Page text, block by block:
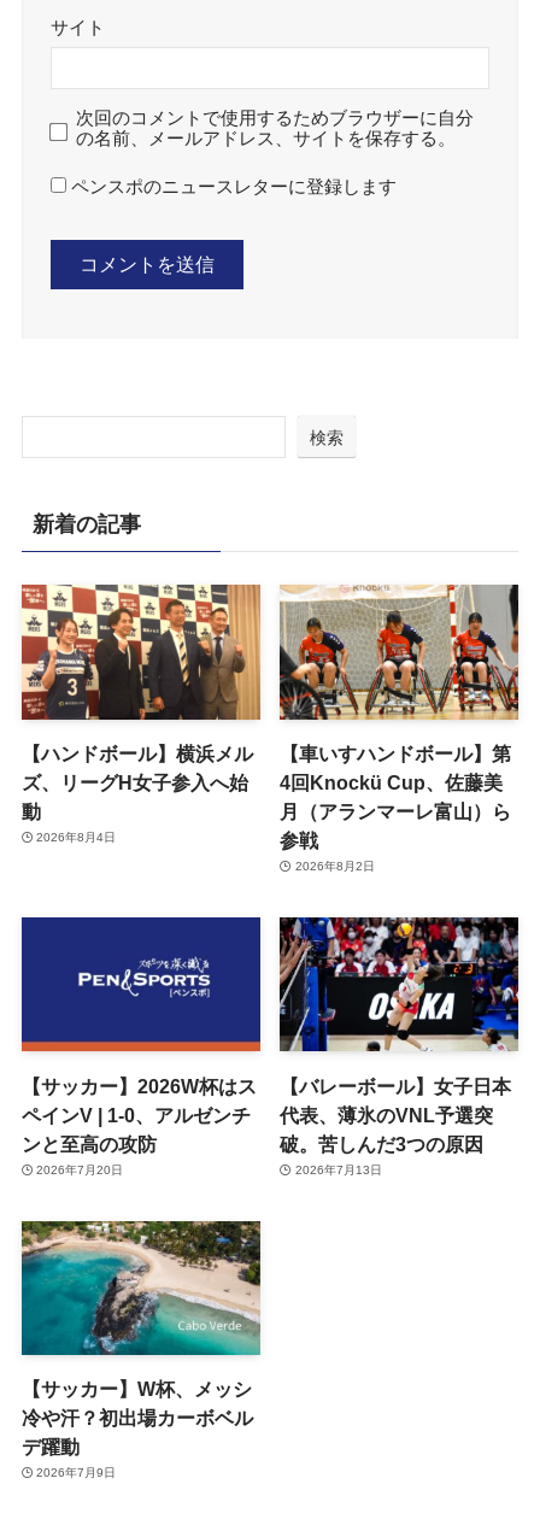
サイト
次回のコメントで使用するためブラウザーに自分
の名前、メールアドレス、サイトを保存する。
ペンスポのニュースレターに登録します
検索
新着の記事
【ハンドボール】横浜メル
ズ、リーグH女子参入へ始
動
2026年8月4日
【車いすハンドボール】第
4回Knockü Cup、佐藤美
月（アランマーレ富山）ら
参戦
2026年8月2日
【サッカー】2026W杯はス
ペインV | 1-0、アルゼンチ
ンと至高の攻防
2026年7月20日
【バレーボール】女子日本
代表、薄氷のVNL予選突
破。苦しんだ3つの原因
2026年7月13日
【サッカー】W杯、メッシ
冷や汗？初出場カーボベル
デ躍動
2026年7月9日